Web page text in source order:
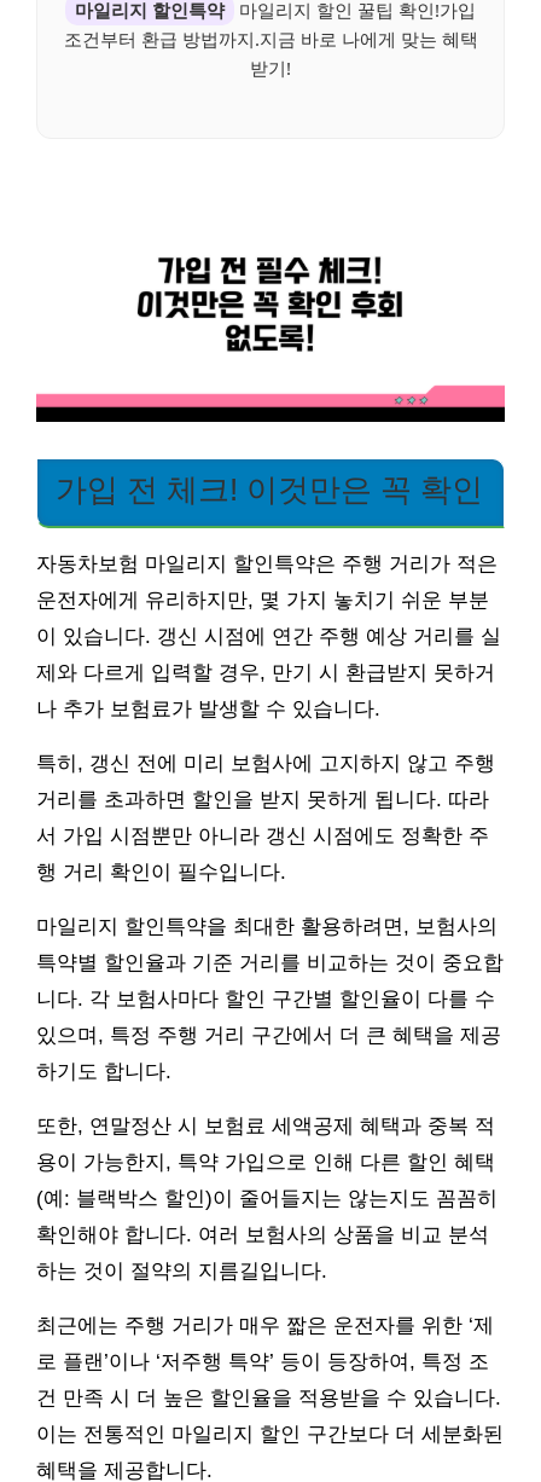
마일리지 할인특약
마일리지 할인 꿀팁 확인!가입
조건부터 환급 방법까지.지금 바로 나에게 맞는 혜택
받기!
가입 전 체크! 이것만은 꼭 확인
자동차보험 마일리지 할인특약은 주행 거리가 적은
운전자에게 유리하지만, 몇 가지 놓치기 쉬운 부분
이 있습니다. 갱신 시점에 연간 주행 예상 거리를 실
제와 다르게 입력할 경우, 만기 시 환급받지 못하거
나 추가 보험료가 발생할 수 있습니다.
특히, 갱신 전에 미리 보험사에 고지하지 않고 주행
거리를 초과하면 할인을 받지 못하게 됩니다. 따라
서 가입 시점뿐만 아니라 갱신 시점에도 정확한 주
행 거리 확인이 필수입니다.
마일리지 할인특약을 최대한 활용하려면, 보험사의
특약별 할인율과 기준 거리를 비교하는 것이 중요합
니다. 각 보험사마다 할인 구간별 할인율이 다를 수
있으며, 특정 주행 거리 구간에서 더 큰 혜택을 제공
하기도 합니다.
또한, 연말정산 시 보험료 세액공제 혜택과 중복 적
용이 가능한지, 특약 가입으로 인해 다른 할인 혜택
(예: 블랙박스 할인)이 줄어들지는 않는지도 꼼꼼히
확인해야 합니다. 여러 보험사의 상품을 비교 분석
하는 것이 절약의 지름길입니다.
최근에는 주행 거리가 매우 짧은 운전자를 위한 ‘제
로 플랜’이나 ‘저주행 특약’ 등이 등장하여, 특정 조
건 만족 시 더 높은 할인율을 적용받을 수 있습니다.
이는 전통적인 마일리지 할인 구간보다 더 세분화된
혜택을 제공합니다.